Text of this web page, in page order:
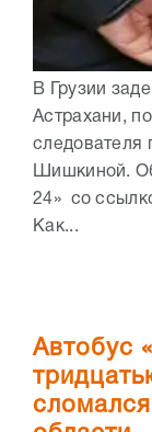
В Грузии
Астрахани,
следователя
Шишкиной.
24» со
Как...
Автобус